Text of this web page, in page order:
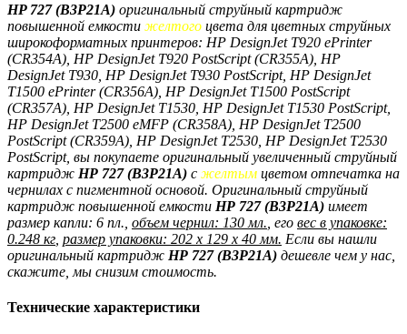
HP 727 (B3P21A) оригинальный струйный картридж
повышенной емкости желтого цвета для цветных струйных
широкоформатных принтеров: HP DesignJet T920 ePrinter
(CR354A), HP DesignJet T920 PostScript (CR355A), HP
DesignJet T930, HP DesignJet T930 PostScript, HP DesignJet
T1500 ePrinter (CR356A), HP DesignJet T1500 PostScript
(CR357A), HP DesignJet T1530, HP DesignJet T1530 PostScript,
HP DesignJet T2500 eMFP (CR358A), HP DesignJet T2500
PostScript (CR359A), HP DesignJet T2530, HP DesignJet T2530
PostScript, вы покупаете оригинальный увеличенный струйный
картридж HP 727 (B3P21A) с желтым цветом отпечатка на
чернилах с пигментной основой. Оригинальный струйный
картридж повышенной емкости HP 727 (B3P21A) имеет
размер капли: 6 пл., объем чернил: 130 мл. , его вес в упаковке:
0.248 кг размер упаковки: 202 x 129 x 40 мм. Если вы нашли
оригинальный картридж HP 727 (B3P21A) дешевле чем у нас,
скажите, мы снизим стоимость.
Технические характеристики